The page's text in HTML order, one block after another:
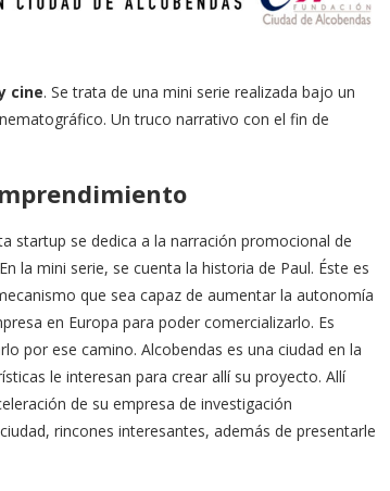
cine. Se trata de una mini serie realizada bajo un
Un truco narrativo con el fin de
startup se dedica a la narración promocional de
la mini serie, se cuenta la historia de Paul. Éste es
que sea capaz de aumentar la autonomía
en Europa para poder comercializarlo. Es
por ese camino. Alcobendas es una ciudad en la
le interesan para crear allí su proyecto. Allí
de su empresa de investigación
rincones interesantes, además de presentarle